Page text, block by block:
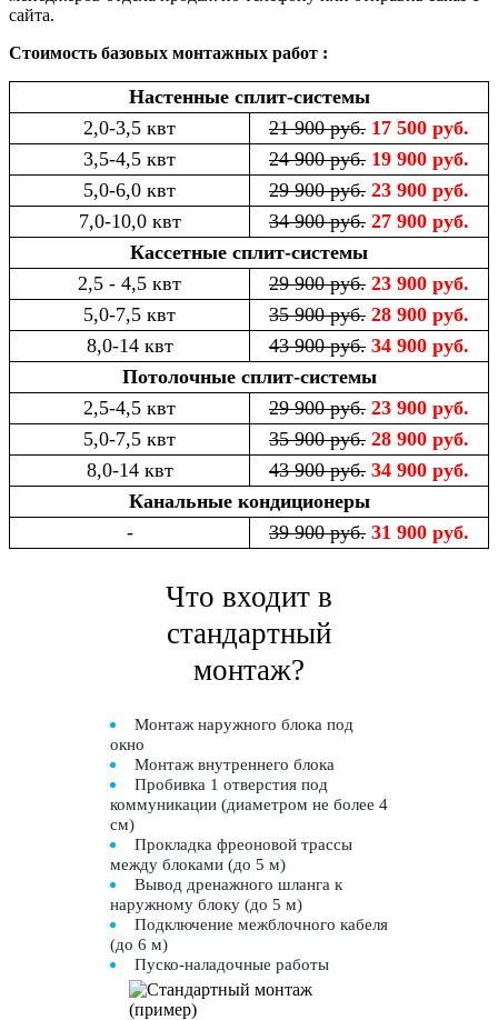
сайта.
Стоимость базовых монтажных работ :
Настенные сплит-системы
2,0-3,5 квт
21 900 руб. 17 500 руб.
3,5-4,5 квт
24 900 руб. 19 900 руб.
5,0-6,0 квт
29 900 руб. 23 900 руб.
7,0-10,0 квт
34 900 руб. 27 900 руб.
Кассетные сплит-системы
2,5 - 4,5 квт
29 900 руб. 23 900 руб.
5,0-7,5 квт
35 900 руб. 28 900 руб.
8,0-14 квт
43 900 руб. 34 900 руб.
Потолочные сплит-системы
2,5-4,5 квт
29 900 руб. 23 900 руб.
5,0-7,5 квт
35 900 руб. 28 900 руб.
8,0-14 квт
43 900 руб. 34 900 руб.
Канальные кондиционеры
-
39 900 руб. 31 900 руб.
Что входит в
стандартный
монтаж?
Монтаж наружного блока под
окно
Монтаж внутреннего блока
Пробивка 1 отверстия под
коммуникации (диаметром не более 4
см)
Прокладка фреоновой трассы
между блоками (до 5 м)
Вывод дренажного шланга к
наружному блоку (до 5 м)
Подключение межблочного кабеля
(до 6 м)
Пуско-наладочные работы